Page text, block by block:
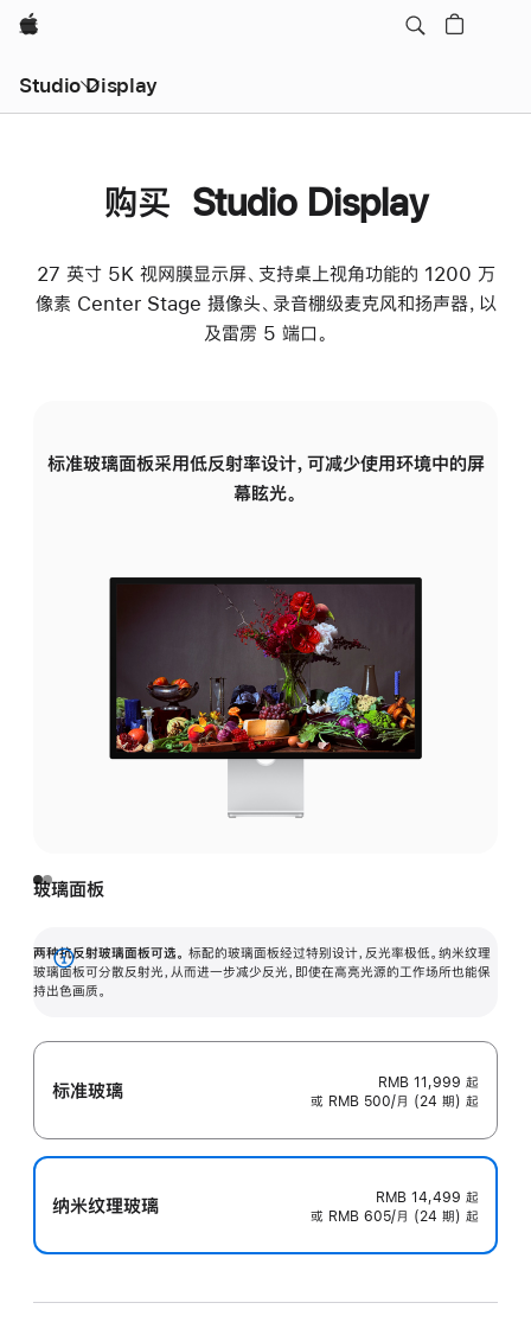
Apple
Studio Display
购买 Studio Display
27 英寸 5K 视网膜显示屏、支持桌上视角功能的 1200 万
像素 Center Stage 摄像头、录音棚级麦克风和扬声器，以
及雷雳 5 端口。
标准玻璃面板采用低反射率设计，可减少使用环境中的屏
幕眩光。
玻璃面板
两种抗反射玻璃面板可选。 标配的玻璃面板经过特别设计，反光率极低。纳米纹理
玻璃面板可分散反射光，从而进一步减少反光，即使在高亮光源的工作场所也能保
持出色画质。
展
开
标准玻璃 RMB 11,999 起
或 RMB 500/月 (24 期) 起
纳米纹理玻璃 RMB 14,499 起
或 RMB 605/月 (24 期) 起